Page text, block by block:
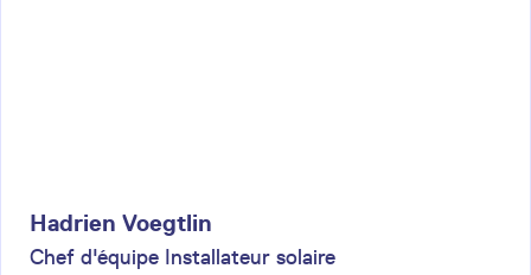
Hadrien Voegtlin
Chef d'équipe Installateur solaire